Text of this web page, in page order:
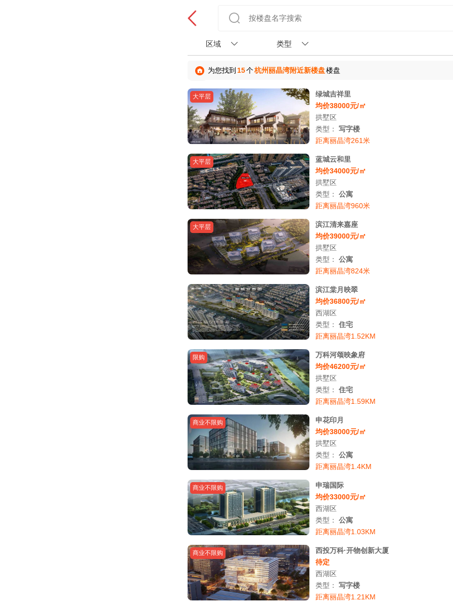
区域 类型
为您找到 15个杭州丽晶湾附近新楼盘楼盘
大平层
绿城吉祥里
均价38000元/㎡
拱墅区
类型： 写字楼
距离丽晶湾261米
大平层
蓝城云和里
均价34000元/㎡
拱墅区
类型： 公寓
距离丽晶湾960米
大平层
滨江清来嘉座
均价39000元/㎡
拱墅区
类型： 公寓
距离丽晶湾824米
滨江棠月映翠
均价36800元/㎡
西湖区
类型： 住宅
距离丽晶湾1.52KM
限购
万科河颂映象府
均价46200元/㎡
拱墅区
类型： 住宅
距离丽晶湾1.59KM
商业不限购
申花印月
均价38000元/㎡
拱墅区
类型： 公寓
距离丽晶湾1.4KM
商业不限购
申瑞国际
均价33000元/㎡
西湖区
类型： 公寓
距离丽晶湾1.03KM
商业不限购
西投万科·开物创新大厦
待定
西湖区
类型： 写字楼
距离丽晶湾1.21KM